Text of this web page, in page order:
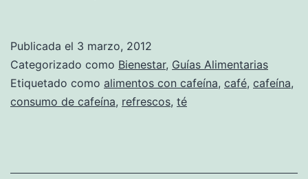
Publicada el 3 marzo, 2012
Categorizado como Bienestar, Guías Alimentarias
Etiquetado como alimentos con cafeína, café, cafeína,
consumo de cafeína, refrescos, té